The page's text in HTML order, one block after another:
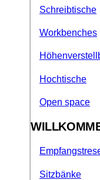
Schreibtische
Workbenches
Hochtische
Open space
Sitzbänke